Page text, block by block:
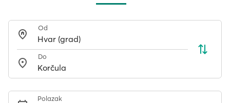
Od
Do
Polazak